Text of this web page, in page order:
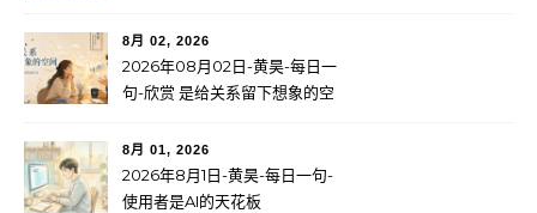
8月 02, 2026
2026年08月02日-黄昊-每日一
句-欣赏 是给关系留下想象的空
8月 01, 2026
2026年8月1日-黄昊-每日一句-
使用者是AI的天花板